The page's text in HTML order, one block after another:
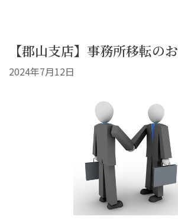
【郡山支店】事務所移転の
2024年7月12日